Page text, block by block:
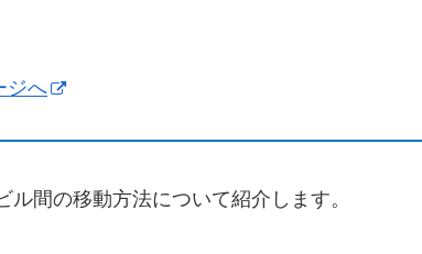
ジへ
間の移動方法について紹介します。